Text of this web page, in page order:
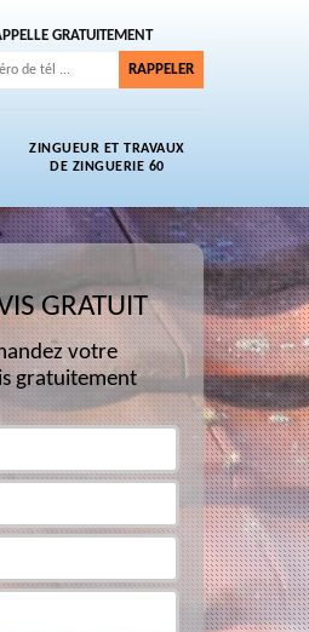
GRATUITEMENT
ZINGUEUR ET TRAVAUX
DE ZINGUERIE 60
GRATUIT
votre
gratuitement